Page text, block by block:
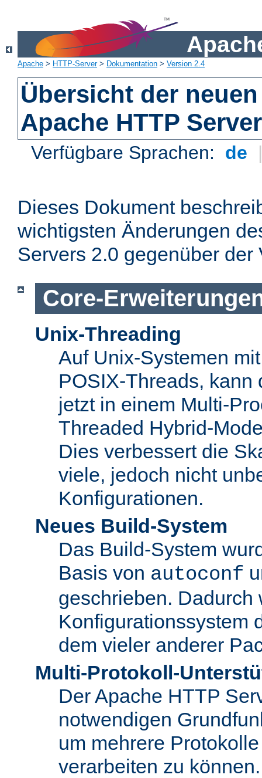
Apache > HTTP-Server> Dokumentation > Version 2.4
Übersicht der
Apache HTTP
Verfügbare Sprachen: de
Dieses Dokument
wichtigsten Änderungen
Servers 2.0 gegenüber der
Core-
Unix-Threading
Auf Unix-Systemen
POSIX-Threads, kann
jetzt in einem Multi-
Threaded Hybrid-
Dies verbessert die
viele, jedoch nicht
Konfigurationen.
Neues Build-System
Das Build-System
Basis von autoconf
geschrieben. Dadurch
Konfigurationssystem
dem vieler anderer
Multi-Protokoll-
Der Apache HTTP
notwendigen
um mehrere
verarbeiten zu